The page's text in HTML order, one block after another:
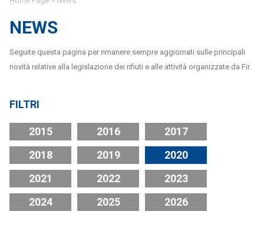
NEWS
Seguite questa pagina per rimanere sempre aggiornati sulle principali
novità relative alla legislazione dei rifiuti e alle attività organizzate da Fir.
FILTRI
2015 2016
2017
2018
2019
2020
2021
2022
2023
2024
2025 2026